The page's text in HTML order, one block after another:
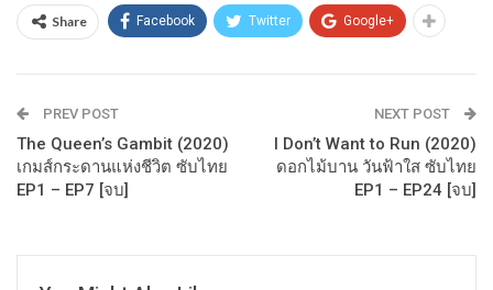
Share Facebook Twitter Google+
PREV POST
The Queen’s Gambit (2020)
เกมส์กระดานแห่งชีวิต ซับไทย
EP1 – EP7 [จบ]
NEXT POST
I Don’t Want to Run (2020)
ดอกไม้บาน วันฟ้าใส ซับไทย
EP1 – EP24 [จบ]